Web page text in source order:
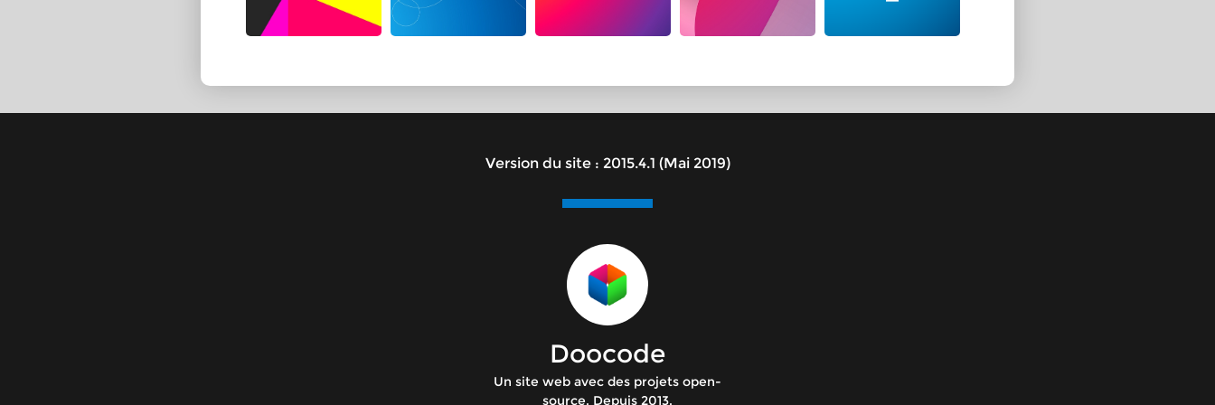
Version du site : 2015.4.1 (Mai 2019)
Doocode
Un site web avec des projets open-
source. Depuis 2013.